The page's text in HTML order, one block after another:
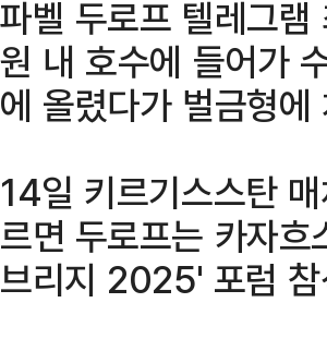
파벨 두로프 텔레그
원 내 호수에 들어가
에 올렸다가 벌금형에
14일 키르기스스탄
르면 두로프는 카자
브리지 2025' 포럼 참